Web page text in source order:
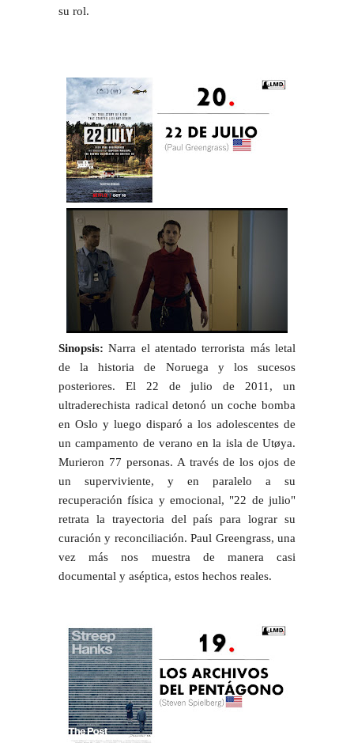
su rol.
Sinopsis:Narra el atentado terrorista más letal
de la historia de Noruega y los sucesos
posteriores. El 22 de julio de 2011, un
ultraderechista radical detonó un coche bomba
en Oslo y luego disparó a los adolescentes de
un campamento de verano en la isla de Utøya.
Murieron 77 personas. A través de los ojos de
un superviviente, y en paralelo a su
recuperación física y emocional, "22 de julio"
retrata la trayectoria del país para lograr su
curación y reconciliación. Paul Greengrass, una
vez más nos muestra de manera casi
documental y aséptica, estos hechos reales.